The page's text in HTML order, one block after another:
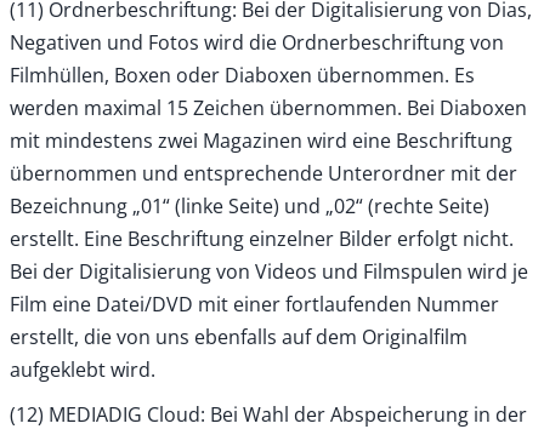
(11) Ordnerbeschriftung: Bei der Digitalisierung von Dias,
Negativen und Fotos wird die Ordnerbeschriftung von
Filmhüllen, Boxen oder Diaboxen übernommen. Es
werden maximal 15 Zeichen übernommen. Bei Diaboxen
mit mindestens zwei Magazinen wird eine Beschriftung
übernommen und entsprechende Unterordner mit der
Bezeichnung „01“ (linke Seite) und „02“ (rechte Seite)
erstellt. Eine Beschriftung einzelner Bilder erfolgt nicht.
Bei der Digitalisierung von Videos und Filmspulen wird je
Film eine Datei/DVD mit einer fortlaufenden Nummer
erstellt, die von uns ebenfalls auf dem Originalfilm
aufgeklebt wird.
(12) MEDIADIG Cloud: Bei Wahl der Abspeicherung in der